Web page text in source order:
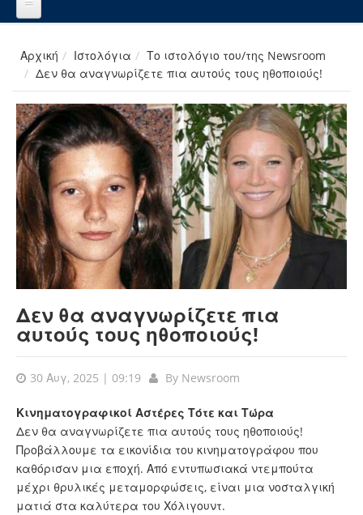
Αρχική Ιστολόγια
Το ιστολόγιο του/της Newsroom
Δεν θα αναγνωρίζετε πια αυτούς τους ηθοποιούς!
Δεν θα αναγνωρίζετε πια
αυτούς τους ηθοποιούς!
30 Αυγ, 2025 | 09:19 By Newsroom
Κινηματογραφικοί Αστέρες Τότε και Τώρα
Δεν θα αναγνωρίζετε πια αυτούς τους ηθοποιούς!
Προβάλλουμε τα εικονίδια του κινηματογράφου που
καθόρισαν μια εποχή. Από εντυπωσιακά ντεμπούτα
μέχρι θρυλικές μεταμορφώσεις, είναι μια νοσταλγική
ματιά στα καλύτερα του Χόλιγουντ.